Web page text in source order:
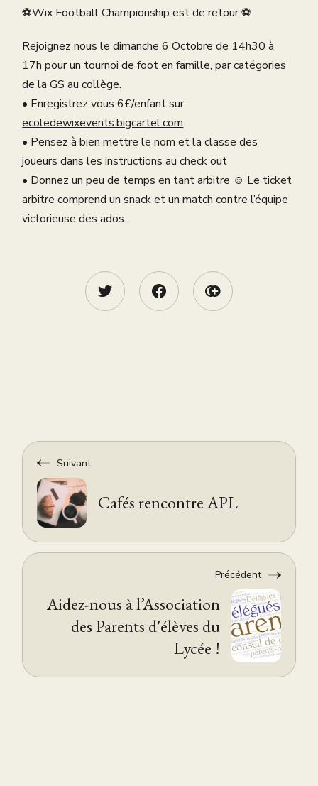
⚽️Wix Football Championship est de retour ⚽️
Rejoignez nous le dimanche 6 Octobre de 14h30 à
17h pour un tournoi de foot en famille, par catégories
de la GS au collège.
•⁠ ⁠Enregistrez vous 6£/enfant sur
ecoledewixevents.bigcartel.com
•⁠ ⁠⁠Pensez à bien mettre le nom et la classe des
joueurs dans les instructions au check out
•⁠ ⁠⁠Donnez un peu de temps en tant arbitre ☺️ Le ticket
arbitre comprend un snack et un match contre l’équipe
victorieuse des ados.
Suivant
Cafés rencontre APL
Précédent
Aidez-nous à l’Association
des Parents d'élèves du
Lycée !